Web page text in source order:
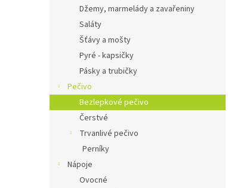
Džemy, marmelády a zavařeniny
Saláty
Šťávy a mošty
Pyré - kapsičky
Pásky a trubičky
Pečivo
Bezlepkové pečivo
Čerstvé
Trvanlivé pečivo
Perníky
Nápoje
Ovocné